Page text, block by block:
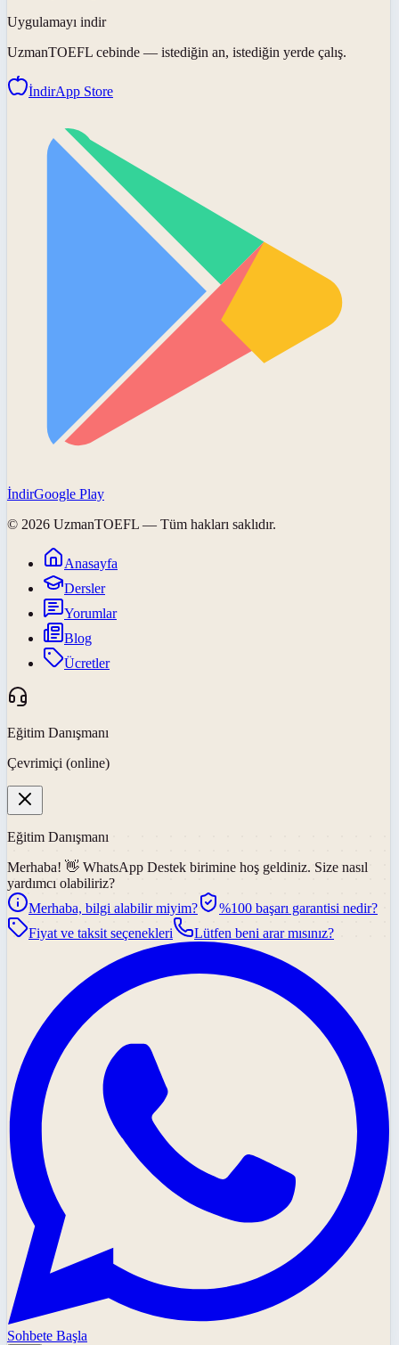
Uygulamayı indir
UzmanTOEFL cebinde — istediğin an, istediğin yerde çalış.
İndirApp Store
İndirGoogle Play
© 2026 UzmanTOEFL — Tüm hakları saklıdır.
Anasayfa
Dersler
Yorumlar
Blog
Ücretler
Eğitim Danışmanı
Çevrimiçi (online)
Eğitim Danışmanı
Merhaba! 👋 WhatsApp Destek birimine hoş geldiniz. Size nasıl
yardımcı olabiliriz?
Merhaba, bilgi alabilir miyim?
%100 başarı garantisi nedir?
Fiyat ve taksit seçenekleri
Lütfen beni arar mısınız?
Sohbete Başla